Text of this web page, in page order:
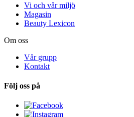
Vi och vår miljö
Magasin
Beauty Lexicon
Om oss
Vår grupp
Kontakt
Följ oss på